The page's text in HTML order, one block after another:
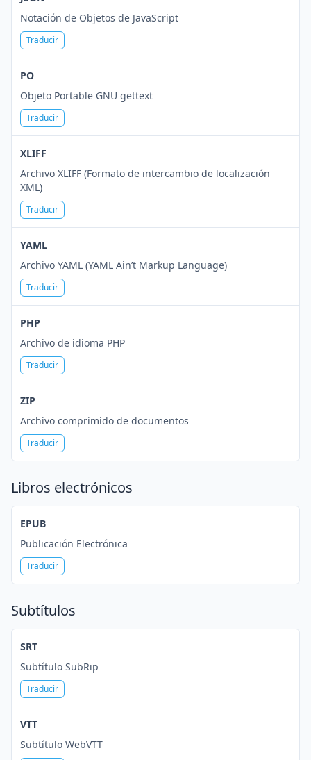
Notación de Objetos de JavaScript
Traducir
PO
Objeto Portable GNU gettext
Traducir
XLIFF
Archivo XLIFF (Formato de intercambio de localización
XML)
Traducir
YAML
Archivo YAML (YAML Ain’t Markup Language)
Traducir
PHP
Archivo de idioma PHP
Traducir
ZIP
Archivo comprimido de documentos
Traducir
Libros electrónicos
EPUB
Publicación Electrónica
Traducir
Subtítulos
SRT
Subtítulo SubRip
Traducir
VTT
Subtítulo WebVTT